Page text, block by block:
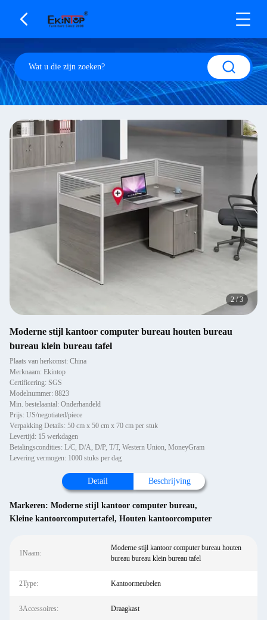
2/3
Moderne stijl kantoor computer bureau houten bureau
bureau klein bureau tafel
Plaats van herkomst: China
Merknaam: Ekintop
Certificering: SGS
Modelnummer: 8823
Min. bestelaantal: Onderhandeld
Prijs: US/negotiated/piece
Verpakking Details: 50 cm x 50 cm x 70 cm per stuk
Levertijd: 15 werkdagen
Betalingscondities: L/C, D/A, D/P, T/T, Western Union, MoneyGram
Levering vermogen: 1000 stuks per dag
Detail Beschrijving
Markeren: Moderne stijl kantoor computer bureau,
Kleine kantoorcomputertafel, Houten kantoorcomputer
1Naam:
Moderne stijl kantoor computer bureau houten
bureau bureau klein bureau tafel
2Type: Kantoormeubelen
3Accessoires: Draagkast